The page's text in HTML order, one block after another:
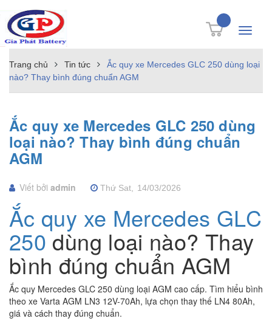
Toggle
Trang chủ Tin tức
Ắc quy xe Mercedes GLC 250 dùng loại
nào? Thay bình đúng chuẩn AGM
Ắc quy xe Mercedes GLC 250 dùng
loại nào? Thay bình đúng chuẩn
AGM
Viết bởi admin Thứ Sat, 14/03/2026
Ắc quy xe Mercedes GLC
250dùng loại nào? Thay
bình đúng chuẩn AGM
Ắc quy Mercedes GLC 250 dùng loại AGM cao cấp. Tìm hiểu bình
theo xe Varta AGM LN3 12V-70Ah, lựa chọn thay thế LN4 80Ah,
giá và cách thay đúng chuẩn.